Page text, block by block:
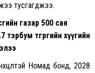
тусгагджээ.
газар 500 сая
төгрөгийн хүүгийн
Номад бонд, 2028